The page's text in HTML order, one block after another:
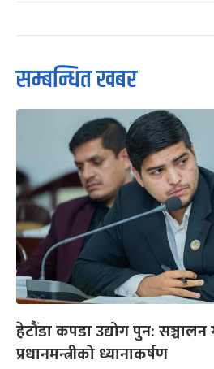
सम्बन्धित खबर
हेटौंडा कपडा उद्योग पुन: सञ्चालन
प्रधानमन्त्रीको ध्यानाकर्षण